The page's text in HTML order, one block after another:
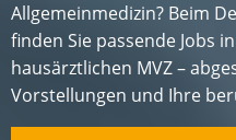
Allgemeinmedizin? Beim
finden Sie passende Jobs
hausärztlichen MVZ –
Vorstellungen und Ihre